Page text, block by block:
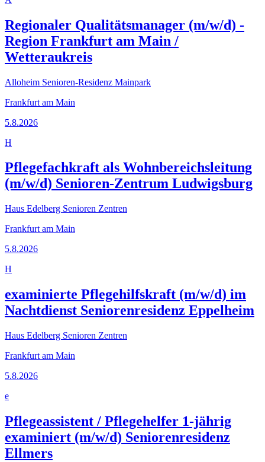
Regionaler Qualitätsmanager (m/w/d) -
Region Frankfurt am Main /
Wetteraukreis
Alloheim Senioren-Residenz Mainpark
Frankfurt am Main
5.8.2026
H
Pflegefachkraft als Wohnbereichsleitung
(m/w/d) Senioren-Zentrum Ludwigsburg
Haus Edelberg Senioren Zentren
Frankfurt am Main
5.8.2026
H
examinierte Pflegehilfskraft (m/w/d) im
Nachtdienst Seniorenresidenz Eppelheim
Haus Edelberg Senioren Zentren
Frankfurt am Main
5.8.2026
e
Pflegeassistent / Pflegehelfer 1-jährig
examiniert (m/w/d) Seniorenresidenz
Ellmers